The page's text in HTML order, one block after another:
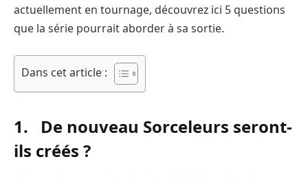
actuellement en tournage, découvrez ici 5 questions
que la série pourrait aborder à sa sortie.
Dans cet article :
1. De nouveau Sorceleurs seront-
ils créés ?